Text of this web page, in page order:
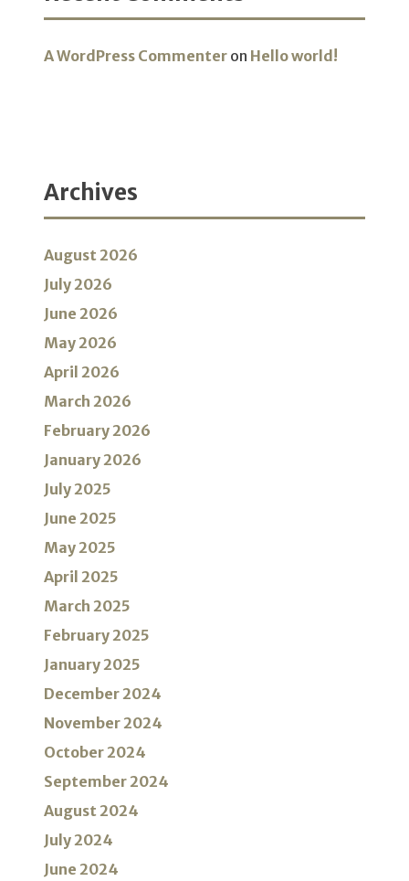
A WordPress Commenter on Hello world!
Archives
August 2026
July 2026
June 2026
May 2026
April 2026
March 2026
February 2026
January 2026
July 2025
June 2025
May 2025
April 2025
March 2025
February 2025
January 2025
December 2024
November 2024
October 2024
September 2024
August 2024
July 2024
June 2024